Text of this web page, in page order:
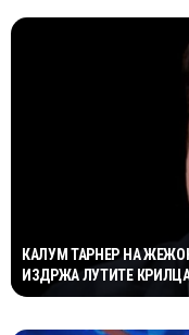
КАЛУМ ТАРНЕР НА
ИЗДРЖА ЛУТИТЕ